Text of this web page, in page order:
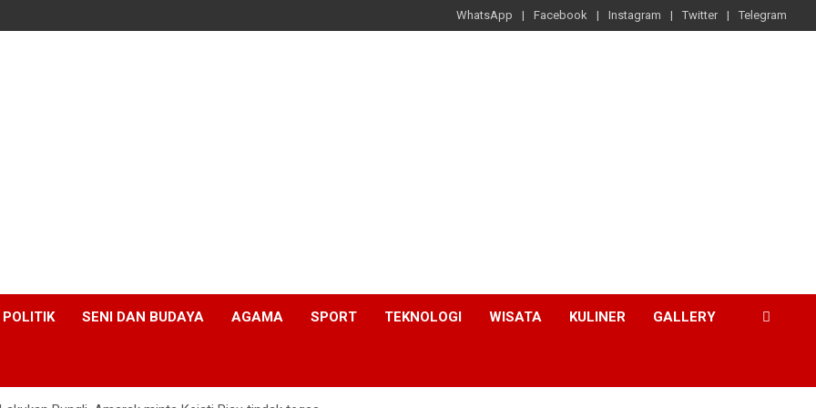
WhatsApp Facebook Instagram Twitter Telegram
POLITIK SENI DAN BUDAYA AGAMA SPORT TEKNOLOGI WISATA KULINER GALLERY